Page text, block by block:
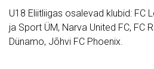
U18 Eliitliigas osalevad klubid: FC
ja Sport ÜM, Narva United FC, FC
Dünamo, Jõhvi FC Phoenix.